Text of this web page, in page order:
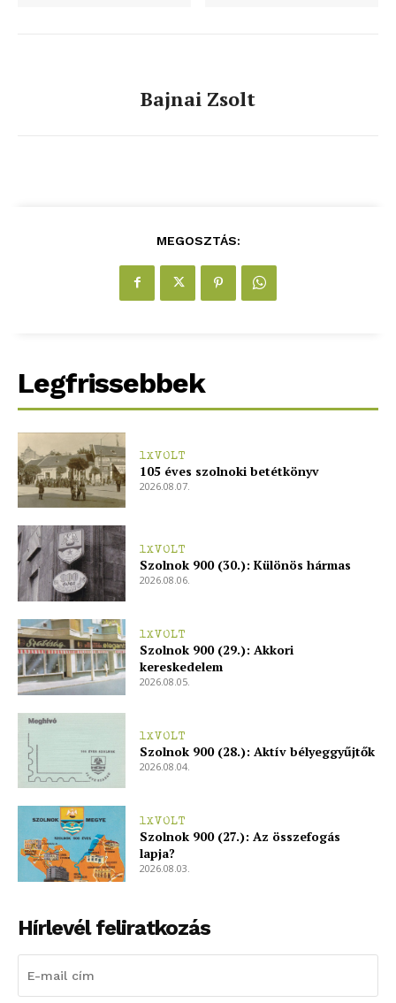
Bajnai Zsolt
MEGOSZTÁS:
Legfrissebbek
1XVOLT
105 éves szolnoki betétkönyv
2026.08.07.
1XVOLT
Szolnok 900 (30.): Különös hármas
2026.08.06.
1XVOLT
Szolnok 900 (29.): Akkori
kereskedelem
2026.08.05.
1XVOLT
Szolnok 900 (28.): Aktív bélyeggyűjtők
2026.08.04.
1XVOLT
Szolnok 900 (27.): Az összefogás
lapja?
2026.08.03.
Hírlevél feliratkozás